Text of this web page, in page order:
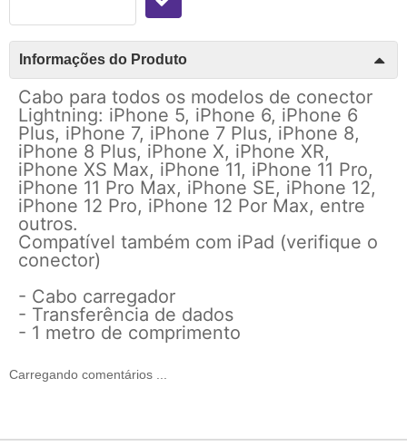
Informações do Produto
Cabo para todos os modelos de conector
Lightning: iPhone 5, iPhone 6, iPhone 6
Plus, iPhone 7, iPhone 7 Plus, iPhone 8,
iPhone 8 Plus, iPhone X, iPhone XR,
iPhone XS Max, iPhone 11, iPhone 11 Pro,
iPhone 11 Pro Max, iPhone SE, iPhone 12,
iPhone 12 Pro, iPhone 12 Por Max, entre
outros.
Compatível também com iPad (verifique o
conector)
- Cabo carregador
- Transferência de dados
- 1 metro de comprimento
Carregando comentários ...